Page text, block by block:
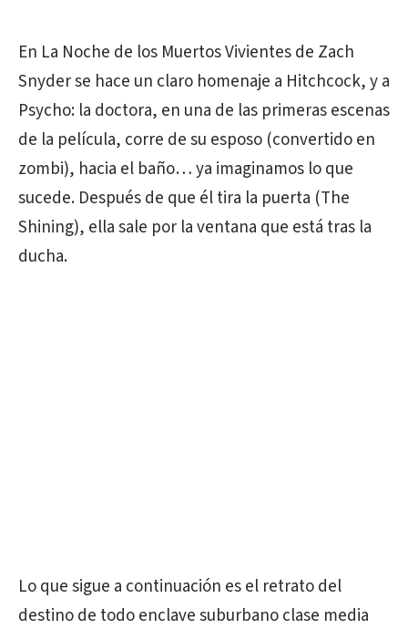
En La Noche de los Muertos Vivientes de Zach
Snyder se hace un claro homenaje a Hitchcock, y a
Psycho: la doctora, en una de las primeras escenas
de la película, corre de su esposo (convertido en
zombi), hacia el baño… ya imaginamos lo que
sucede. Después de que él tira la puerta (The
Shining), ella sale por la ventana que está tras la
ducha.
Lo que sigue a continuación es el retrato del
destino de todo enclave suburbano clase media